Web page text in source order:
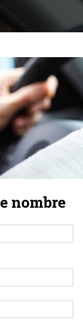
nombre